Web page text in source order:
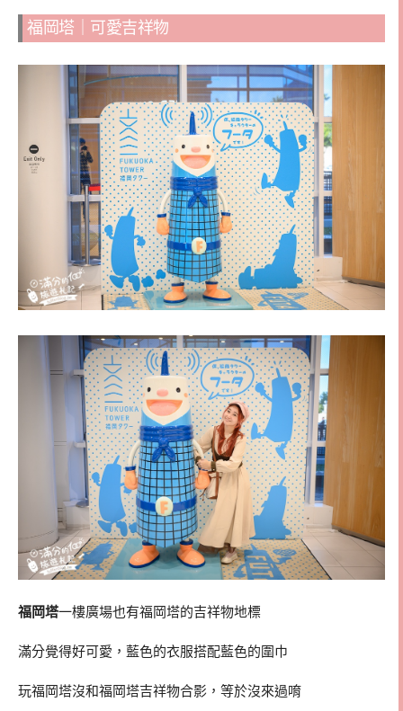
福岡塔｜可愛吉祥物
福岡塔一樓廣場也有福岡塔的吉祥物地標
滿分覺得好可愛，藍色的衣服搭配藍色的圍巾
玩福岡塔沒和福岡塔吉祥物合影，等於沒來過唷